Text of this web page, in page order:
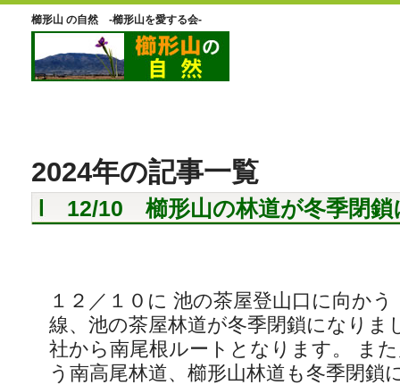
櫛形山 の自然 -櫛形山を愛する会-
2024年の記事一覧
12/10 櫛形山の林道が冬季閉鎖
１２／１０に 池の茶屋登山口に向か
線、池の茶屋林道が冬季閉鎖になりま
社から南尾根ルートとなります。 ま
う南高尾林道、櫛形山林道も冬季閉鎖